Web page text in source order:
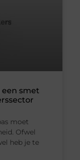
smet
moet
Ofwel
heb je te